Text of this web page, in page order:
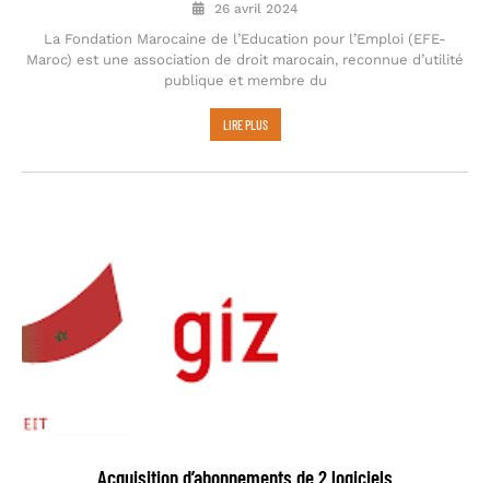
26 avril 2024
La Fondation Marocaine de l’Education pour l’Emploi (EFE-
Maroc) est une association de droit marocain, reconnue d’utilité
publique et membre du
LIRE PLUS
Acquisition d’abonnements de 2 logiciels